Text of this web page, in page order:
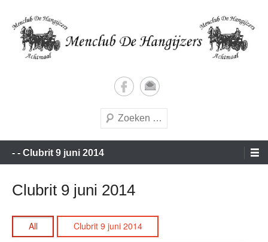
naar
inhoud
Menclub de Hangijzers
Zoeken
Hoofdmenu
- - Clubrit 9 juni 2014
Clubrit 9 juni 2014
All Clubrit 9 juni 2014